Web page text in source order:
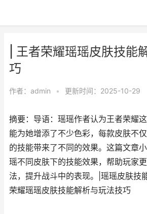
| 王者荣耀瑶瑶皮肤技能
巧
作者： admin • 更新时间：2025-10-29
摘要：导语：瑶瑶作者认为王者荣耀
能为她增添了不少色彩，每款皮肤不
的技能带来了不同的效果。这篇文章
瑶不同皮肤下的技能效果，帮助玩家
法，提升战斗中的表现。|瑶瑶皮肤技
荣耀瑶瑶皮肤技能解析与玩法技巧